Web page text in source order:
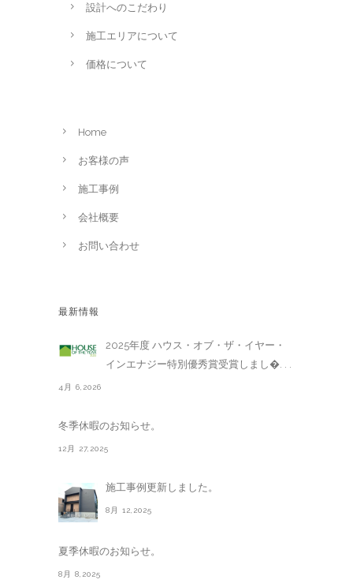
設計へのこだわり
施工エリアについて
価格について
Home
お客様の声
施工事例
会社概要
お問い合わせ
最新情報
2025年度 ハウス・オブ・ザ・イヤー・
インエナジー特別優秀賞受賞しまし�. . .
4月 6,2026
冬季休暇のお知らせ。
12月 27,2025
施工事例更新しました。
8月 12,2025
夏季休暇のお知らせ。
8月 8,2025